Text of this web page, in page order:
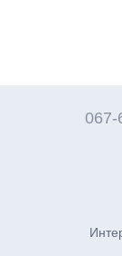
067-